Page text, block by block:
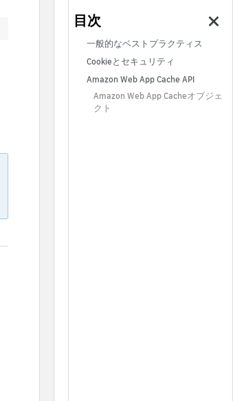
一般的なベストプラクティス
Cookieとセキュリティ
Amazon Web App Cache API
Amazon Web App Cacheオブジェ
クト